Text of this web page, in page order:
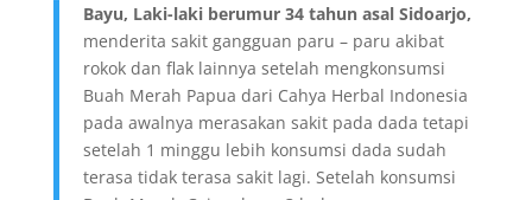
Bayu, Laki-laki berumur 34 tahun asal Sidoarjo,
menderita sakit gangguan paru – paru akibat
rokok dan flak lainnya setelah mengkonsumsi
Buah Merah Papua dari Cahya Herbal Indonesia
pada awalnya merasakan sakit pada dada tetapi
setelah 1 minggu lebih konsumsi dada sudah
terasa tidak terasa sakit lagi. Setelah konsumsi